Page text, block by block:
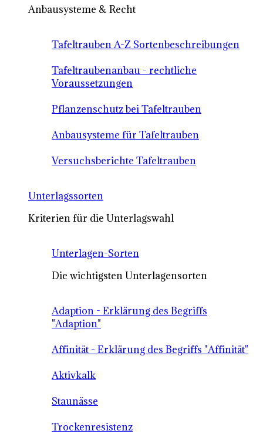
Anbausysteme & Recht
Tafeltrauben A-Z Sortenbeschreibungen
Tafeltraubenanbau - rechtliche
Voraussetzungen
Pflanzenschutz bei Tafeltrauben
Anbausysteme für Tafeltrauben
Versuchsberichte Tafeltrauben
Unterlagssorten
Kriterien für die Unterlagswahl
Unterlagen-Sorten
Die wichtigsten Unterlagensorten
Adaption - Erklärung des Begriffs
"Adaption"
Affinität - Erklärung des Begriffs "Affinität"
Aktivkalk
Staunässe
Trockenresistenz